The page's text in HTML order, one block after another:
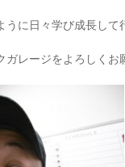
うに日々学び成長して
ガレージをよろしく